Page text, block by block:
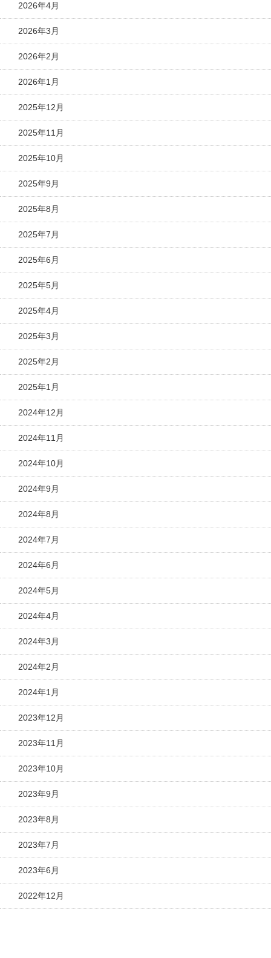
2026年4月
2026年3月
2026年2月
2026年1月
2025年12月
2025年11月
2025年10月
2025年9月
2025年8月
2025年7月
2025年6月
2025年5月
2025年4月
2025年3月
2025年2月
2025年1月
2024年12月
2024年11月
2024年10月
2024年9月
2024年8月
2024年7月
2024年6月
2024年5月
2024年4月
2024年3月
2024年2月
2024年1月
2023年12月
2023年11月
2023年10月
2023年9月
2023年8月
2023年7月
2023年6月
2022年12月